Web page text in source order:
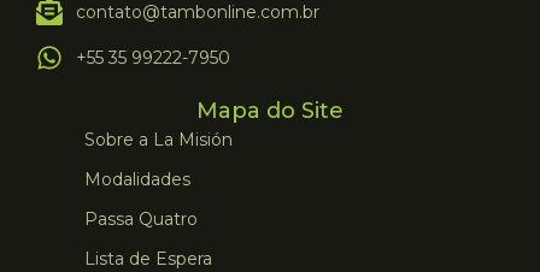
contato@tambonline.com.br
+55 35 99222-7950
Mapa do Site
Sobre a La Misión
Modalidades
Passa Quatro
Lista de Espera